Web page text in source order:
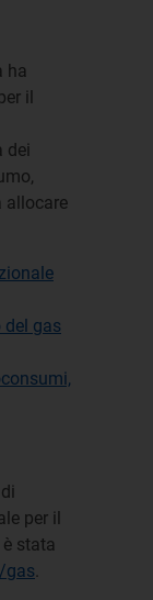
ha
il
dei
allocare
gas
per il
stata
gas.